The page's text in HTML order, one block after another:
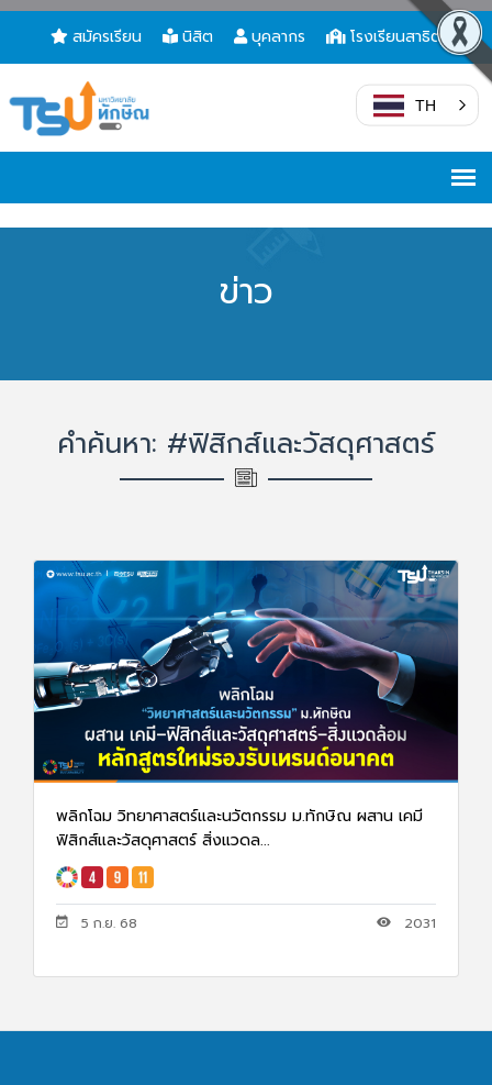
สมัครเรียน นิสิต บุคลากร โรงเรียนสาธิต
TH
ข่าว
คำค้นหา: #ฟิสิกส์และวัสดุศาสตร์
พลิกโฉม วิทยาศาสตร์และนวัตกรรม ม.ทักษิณ ผสาน เคมี
ฟิสิกส์และวัสดุศาสตร์ สิ่งแวดล...
5 ก.ย. 68 2031